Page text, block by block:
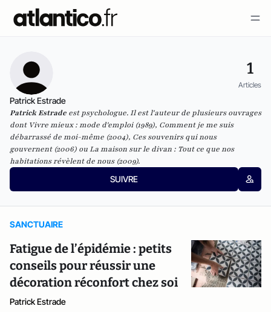
1
Articles
Patrick Estrade
Patrick Estrade est psychologue. Il est l'auteur de plusieurs ouvrages
dont Vivre mieux : mode d'emploi(1989), Comment je me suis
débarrassé de moi-même (2004), Ces souvenirs qui nous
gouvernent(2006) ouLa maison sur le divan : Tout ce que nos
habitations révèlent de nous(2009).
SUIVRE
SANCTUAIRE
Fatigue de l’épidémie : petits
conseils pour réussir une
décoration réconfort chez soi
Patrick Estrade